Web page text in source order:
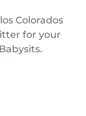
Colorados
for your